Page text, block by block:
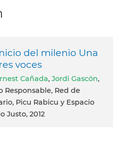
del milenio Una
voces
Cañada, Jordi Gascón,
Responsable, Red de
Picu Rabicu y Espacio
Justo, 2012